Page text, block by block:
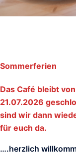
Sommerferien
Das Café bleibt
21.07.2026
sind wir dann
für euch da.
….herzlich